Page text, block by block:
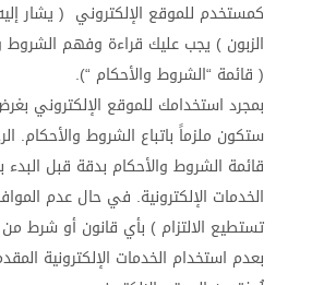
كمستخدم للموقع الإلكتروني ( يشار
الزبون ) يجب عليك قراءة وفهم الشروط
( قائمة “الشروط والأحكام “).
بمجرد استخدامك للموقع الإلكتروني
ستكون ملزماً باتباع الشروط والأحكام.
قائمة الشروط والأحكام بدقة قبل البدء
الخدمات الإلكترونية. في حال عدم
تستطيع الالتزام ) بأي قانون أو شرط
بعدم استخدام الخدمات الإلكترونية